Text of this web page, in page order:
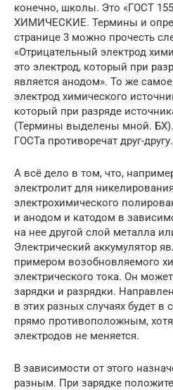
конечно, школы. Это «ГОСТ
ХИМИЧЕСКИЕ. Термины и
странице 3 можно прочесть
«Отрицательный электрод
это электрод, который при
является анодом». То же
электрод химического
который при разряде
(Термины выделены мной.
ГОСТа противоречат друг-
А всё дело в том, что,
электролит для
электрохимического
и анодом и катодом в
на нее другой слой металла
Электрический аккумулятор
примером возобновляемого
электрического тока. Он
зарядки и разрядки.
в этих разных случаях будет в
прямо противоположным,
электродов не меняется.
В зависимости от этого
разным. При зарядке